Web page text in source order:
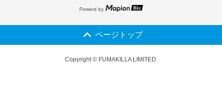
Powerd by
ページトップ
Copyright © FUMAKILLA LIMITED.